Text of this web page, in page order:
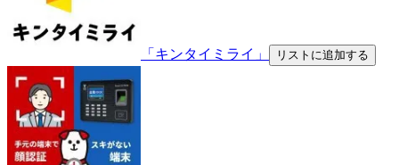
「キンタイミライ」 リストに追加する